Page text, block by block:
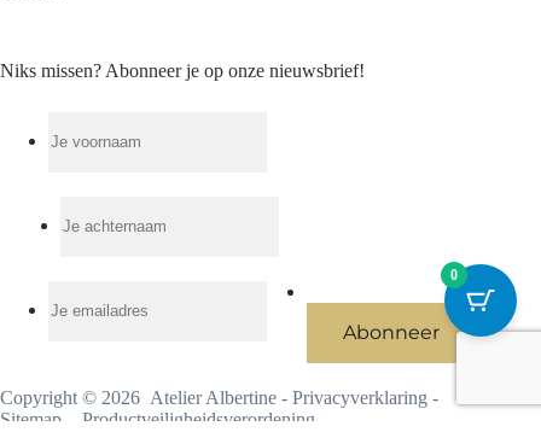
Niks missen? Abonneer je op onze nieuwsbrief!
Copyright © 2026 Atelier Albertine - Privacyverklaring -
Sitemap
Productveiligheidsverordening
0